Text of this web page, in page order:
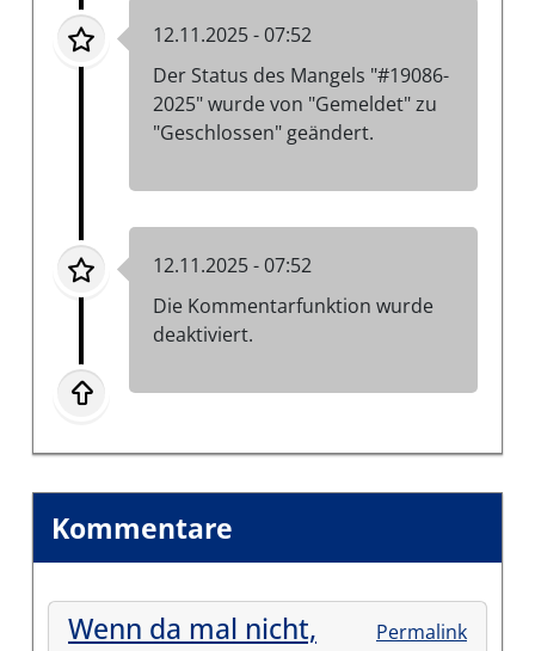
12.11.2025 - 07:52
Der Status des Mangels "#19086-
2025" wurde von "Gemeldet" zu
"Geschlossen" geändert.
12.11.2025 - 07:52
Die Kommentarfunktion wurde
deaktiviert.
Kommentare
Wenn da mal nicht, Permalink